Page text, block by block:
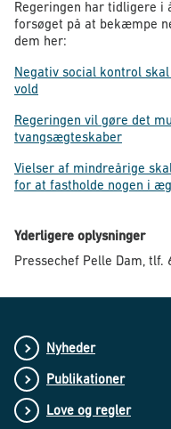
Regeringen har tidligere
forsøget på at bekæmpe
dem her:
Negativ social kontrol
vold
Regeringen vil gøre det
tvangsægteskaber
Vielser af mindreårige
for at fastholde nogen i
Yderligere oplysninger
Pressechef Pelle Dam, tlf.
Nyheder
Publikationer
Love og regler